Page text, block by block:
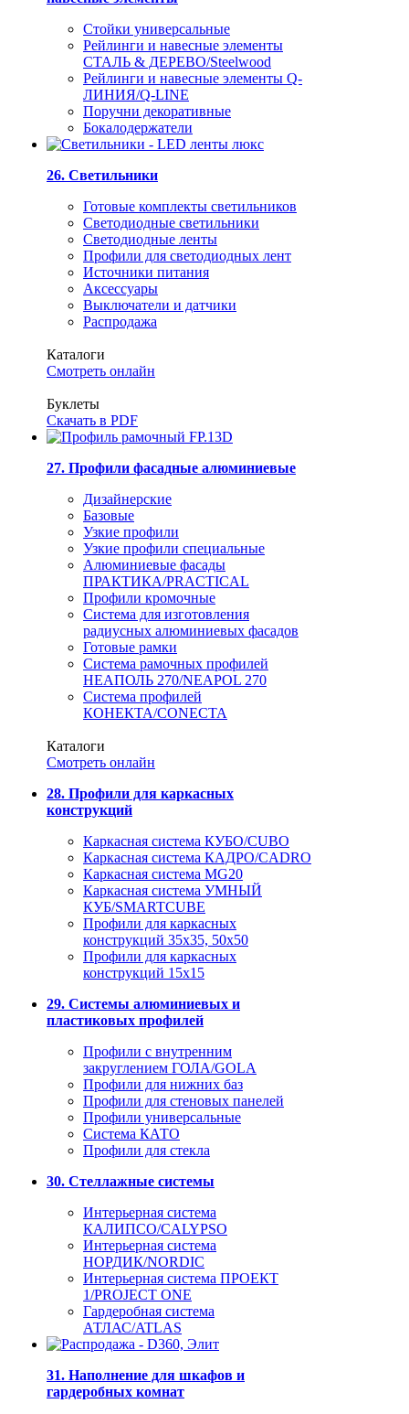
Стойки универсальные
Рейлинги и навесные элементы
СТАЛЬ & ДЕРЕВО/Steelwood
Рейлинги и навесные элементы Q-
ЛИНИЯ/Q-LINE
Поручни декоративные
Бокалодержатели
26. Светильники
Готовые комплекты светильников
Светодиодные светильники
Светодиодные ленты
Профили для светодиодных лент
Источники питания
Аксессуары
Выключатели и датчики
Распродажа
Каталоги
Смотреть онлайн
Буклеты
Скачать в PDF
27. Профили фасадные алюминиевые
Дизайнерские
Базовые
Узкие профили
Узкие профили специальные
Алюминиевые фасады
ПРАКТИКА/PRACTICAL
Профили кромочные
Система для изготовления
радиусных алюминиевых фасадов
Готовые рамки
Система рамочных профилей
НЕАПОЛЬ 270/NEAPOL 270
Система профилей
КОНЕКТА/CONECTA
Каталоги
Смотреть онлайн
28. Профили для каркасных
конструкций
Каркасная система КУБО/CUBO
Каркасная система КАДРО/CADRO
Каркасная система MG20
Каркасная система УМНЫЙ
КУБ/SMARTCUBE
Профили для каркасных
конструкций 35x35, 50x50
Профили для каркасных
конструкций 15х15
29. Системы алюминиевых и
пластиковых профилей
Профили с внутренним
закруглением ГОЛА/GOLA
Профили для нижних баз
Профили для стеновых панелей
Профили универсальные
Система КАТО
Профили для стекла
30. Стеллажные системы
Интерьерная система
КАЛИПСО/CALYPSO
Интерьерная система
НОРДИК/NORDIC
Интерьерная система ПРОЕКТ
1/PROJECT ONE
Гардеробная система
АТЛАС/ATLAS
31. Наполнение для шкафов и
гардеробных комнат